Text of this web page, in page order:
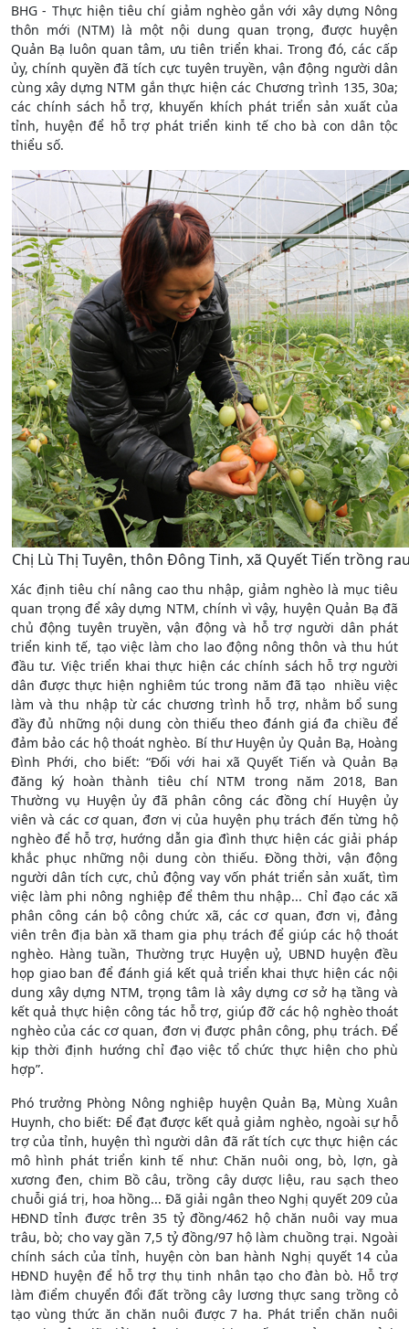
BHG - Thực hiện tiêu chí giảm nghèo gắn với xây dựng Nông
thôn mới (NTM) là một nội dung quan trọng, được huyện
Quản Bạ luôn quan tâm, ưu tiên triển khai. Trong đó, các cấp
ủy, chính quyền đã tích cực tuyên truyền, vận động người dân
cùng xây dựng NTM gắn thực hiện các Chương trình 135, 30a;
các chính sách hỗ trợ, khuyến khích phát triển sản xuất của
tỉnh, huyện để hỗ trợ phát triển kinh tế cho bà con dân tộc
thiểu số.
Chị Lù Thị Tuyên, thôn Đông Tinh, xã Quyết Tiến trồng
Xác định tiêu chí nâng cao thu nhập, giảm nghèo là mục tiêu
quan trọng để xây dựng NTM, chính vì vậy, huyện Quản Bạ đã
chủ động tuyên truyền, vận động và hỗ trợ người dân phát
triển kinh tế, tạo việc làm cho lao động nông thôn và thu hút
đầu tư. Việc triển khai thực hiện các chính sách hỗ trợ người
dân được thực hiện nghiêm túc trong năm đã tạo nhiều việc
làm và thu nhập từ các chương trình hỗ trợ, nhằm bổ sung
đầy đủ những nội dung còn thiếu theo đánh giá đa chiều để
đảm bảo các hộ thoát nghèo. Bí thư Huyện ủy Quản Bạ, Hoàng
Đình Phới, cho biết: “Đối với hai xã Quyết Tiến và Quản Bạ
đăng ký hoàn thành tiêu chí NTM trong năm 2018, Ban
Thường vụ Huyện ủy đã phân công các đồng chí Huyện ủy
viên và các cơ quan, đơn vị của huyện phụ trách đến từng hộ
nghèo để hỗ trợ, hướng dẫn gia đình thực hiện các giải pháp
khắc phục những nội dung còn thiếu. Đồng thời, vận động
người dân tích cực, chủ động vay vốn phát triển sản xuất, tìm
việc làm phi nông nghiệp để thêm thu nhập... Chỉ đạo các xã
phân công cán bộ công chức xã, các cơ quan, đơn vị, đảng
viên trên địa bàn xã tham gia phụ trách để giúp các hộ thoát
nghèo. Hàng tuần, Thường trực Huyện uỷ, UBND huyện đều
họp giao ban để đánh giá kết quả triển khai thực hiện các nội
dung xây dựng NTM, trọng tâm là xây dựng cơ sở hạ tầng và
kết quả thực hiện công tác hỗ trợ, giúp đỡ các hộ nghèo thoát
nghèo của các cơ quan, đơn vị được phân công, phụ trách. Để
kịp thời định hướng chỉ đạo việc tổ chức thực hiện cho phù
hợp”.
Phó trưởng Phòng Nông nghiệp huyện Quản Bạ, Mùng Xuân
Huynh, cho biết: Để đạt được kết quả giảm nghèo, ngoài sự hỗ
trợ của tỉnh, huyện thì người dân đã rất tích cực thực hiện các
mô hình phát triển kinh tế như: Chăn nuôi ong, bò, lợn, gà
xương đen, chim Bồ câu, trồng cây dược liệu, rau sạch theo
chuỗi giá trị, hoa hồng... Đã giải ngân theo Nghị quyết 209 của
HĐND tỉnh được trên 35 tỷ đồng/462 hộ chăn nuôi vay mua
trâu, bò; cho vay gần 7,5 tỷ đồng/97 hộ làm chuồng trại. Ngoài
chính sách của tỉnh, huyện còn ban hành Nghị quyết 14 của
HĐND huyện để hỗ trợ thụ tinh nhân tạo cho đàn bò. Hỗ trợ
làm điểm chuyển đổi đất trồng cây lương thực sang trồng cỏ
tạo vùng thức ăn chăn nuôi được 7 ha. Phát triển chăn nuôi